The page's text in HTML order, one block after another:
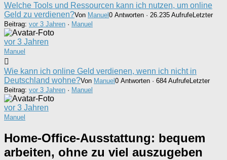
Welche Tools und Ressourcen kann ich nutzen, um online
Geld zu verdienen?Von Manuel0 Antworten · 26.235 AufrufeLetzter
Beitrag: vor 3 Jahren · Manuel
vor 3 Jahren
Manuel
Wie kann ich online Geld verdienen, wenn ich nicht in
Deutschland wohne?Von Manuel0 Antworten · 684 AufrufeLetzter
Beitrag: vor 3 Jahren · Manuel
vor 3 Jahren
Manuel
Home-Office-Ausstattung: bequem
arbeiten, ohne zu viel auszugeben